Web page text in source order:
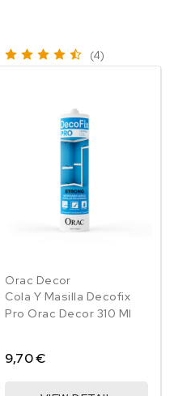
Orac Decor
Cola Y Masilla Decofix
Pro Orac Decor 310 Ml
(4)
9,70 €